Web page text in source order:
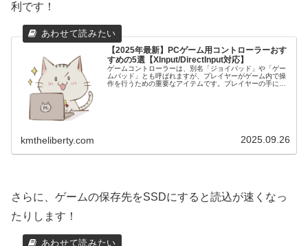
利です！
【2025年最新】PCゲーム用コントローラーおす
すめの5選【XInput/DirectInput対応】
ゲームコントローラーは、別名「ジョイパッド」や「ゲー
ムパッド」とも呼ばれますが、プレイヤーがゲーム内で操
作を行うための重要なアイテムです。プレイヤーの手によ
kmtheliberty.com 2025.09.26
さらに、ゲームの保存先をSSDにすると読込が速くなっ
たりします！